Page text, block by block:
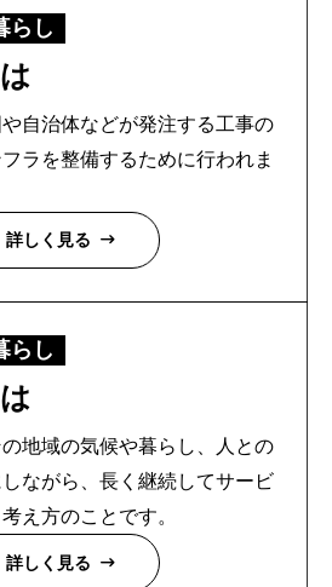
スペース
らし
自治体などが発注する工事の
ラを整備するために行われま
詳しく見る
らし
地域の気候や暮らし、人との
ながら、長く継続してサービ
え方のことです。
詳しく見る